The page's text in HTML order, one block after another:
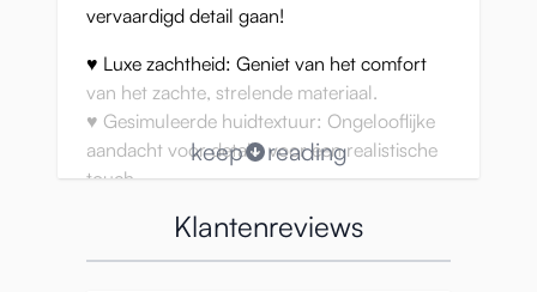
vervaardigd detail gaan!
♥ Luxe zachtheid: Geniet van het comfort
van het zachte, strelende materiaal.
♥ Gesimuleerde huidtextuur: Ongelooflijke
aandacht voor details voor een realistische
touch.
wilt zodat het precies goed voelt!
♥ Dubbele Sensuele Tunnels; Geniet van
keep reading
Klantenreviews